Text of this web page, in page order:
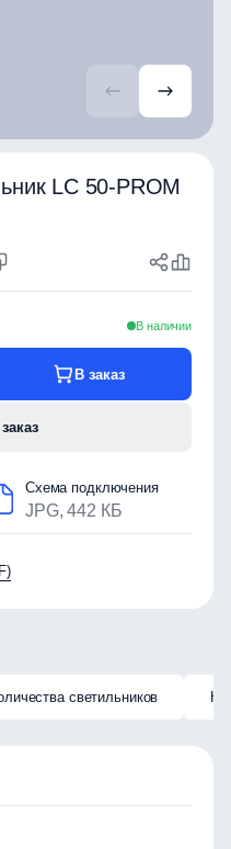
LC 50-PROM
В наличии
В заказ
Схема подключения
JPG, 442 КБ
светильников